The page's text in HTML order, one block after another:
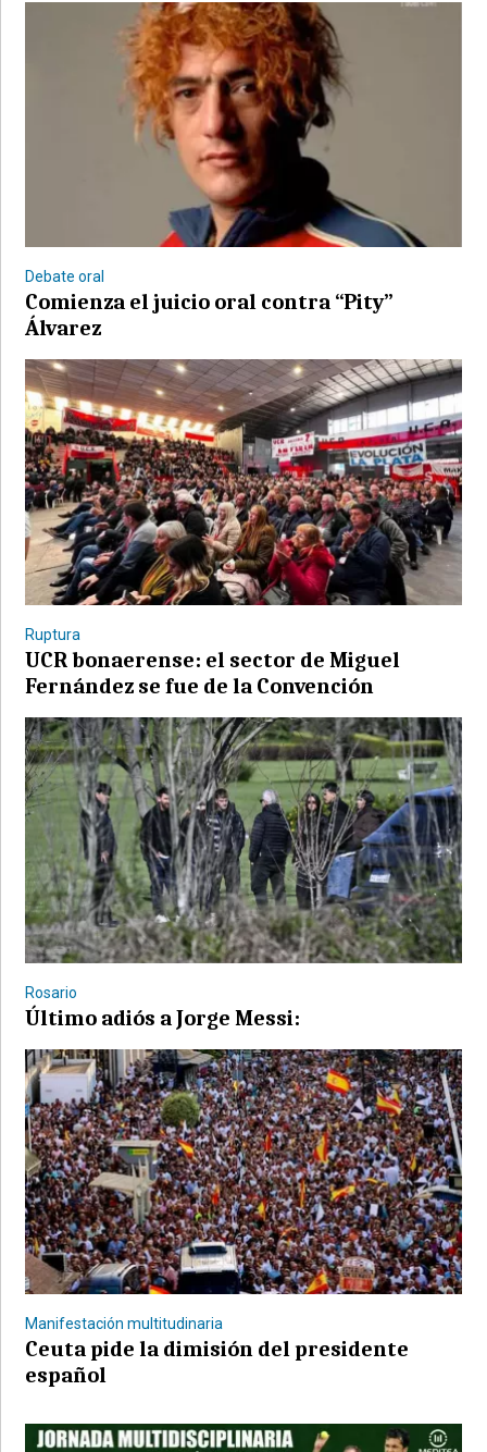
• RADIOS EN VIVO
©2007/2026
Debate oral
Comienza el juicio oral contra “Pity”
Álvarez
Ruptura
UCR bonaerense: el sector de Miguel
Fernández se fue de la Convención
Rosario
Último adiós a Jorge Messi:
Manifestación multitudinaria
Ceuta pide la dimisión del presidente
español